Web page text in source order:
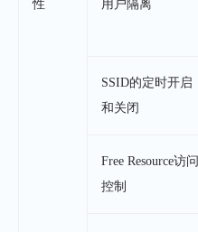
性
用户隔离
SSID的定时开启
和关闭
Free Resource访问
控制